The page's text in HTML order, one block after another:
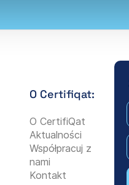
O Certifiqat:
O CertifiQat
Aktualności
Współpracuj z
nami
Kontakt